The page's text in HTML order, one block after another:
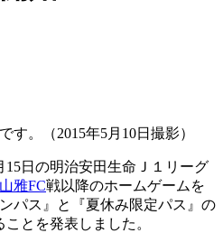
す。（2015年5月10日撮影）
15日の明治安田生命Ｊ１リーグ
雅FC戦以降のホームゲームを
パス』と『夏休み限定パス』の
とを発表しました。